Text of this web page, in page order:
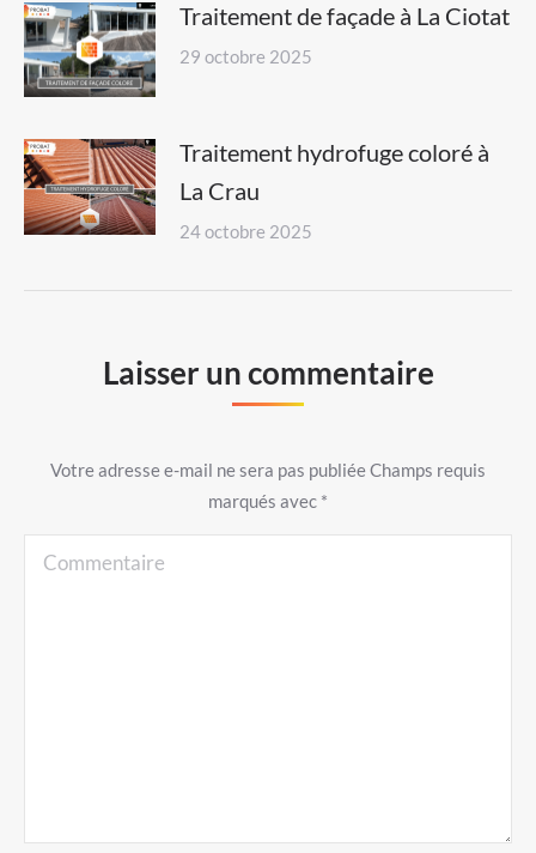
Traitement de façade à La Ciotat
29 octobre 2025
Traitement hydrofuge coloré à
La Crau
24 octobre 2025
Laisser un commentaire
Votre adresse e-mail ne sera pas publiée Champs requis
marqués avec *
Commentaire